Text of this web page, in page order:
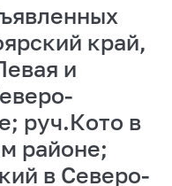
край,
и
руч.Кото в
районе;
в Северо-